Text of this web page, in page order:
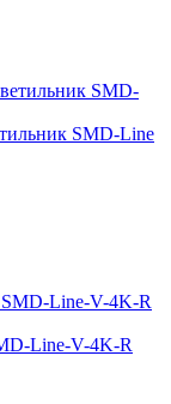
SMD-Line
Line-V-4K-R